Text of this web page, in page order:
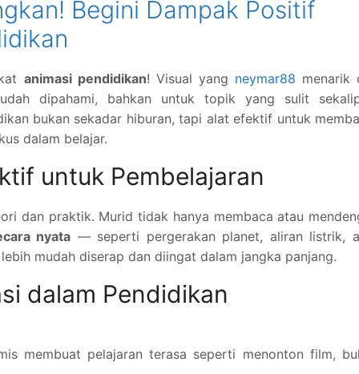
Begini Dampak Positif
animasi pendidikan! Visual yang neymar88 menarik
dipahami, bahkan untuk topik yang sulit
bukan sekadar hiburan, tapi alat efektif untuk
dalam belajar.
untuk Pembelajaran
dan praktik. Murid tidak hanya membaca atau
nyata — seperti pergerakan planet, aliran listrik,
mudah diserap dan diingat dalam jangka panjang.
dalam Pendidikan
membuat pelajaran terasa seperti menonton film,